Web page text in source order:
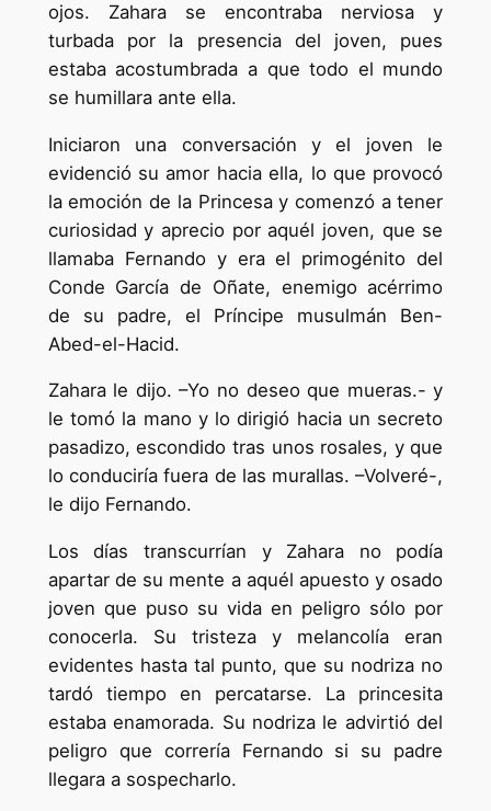
ojos. Zahara se encontraba nerviosa y
turbada por la presencia del joven, pues
estaba acostumbrada a que todo el mundo
se humillara ante ella.
Iniciaron una conversación y el joven le
evidenció su amor hacia ella, lo que provocó
la emoción de la Princesa y comenzó a tener
curiosidad y aprecio por aquél joven, que se
llamaba Fernando y era el primogénito del
Conde García de Oñate, enemigo acérrimo
de su padre, el Príncipe musulmán Ben-
Abed-el-Hacid.
Zahara le dijo. –Yo no deseo que mueras.- y
le tomó la mano y lo dirigió hacia un secreto
pasadizo, escondido tras unos rosales, y que
lo conduciría fuera de las murallas. –Volveré-,
le dijo Fernando.
Los días transcurrían y Zahara no podía
apartar de su mente a aquél apuesto y osado
joven que puso su vida en peligro sólo por
conocerla. Su tristeza y melancolía eran
evidentes hasta tal punto, que su nodriza no
tardó tiempo en percatarse. La princesita
estaba enamorada. Su nodriza le advirtió del
peligro que correría Fernando si su padre
llegara a sospecharlo.